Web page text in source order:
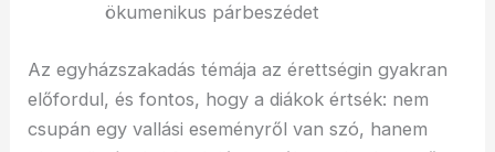
ökumenikus párbeszédet
Az egyházszakadás témája az érettségin gyakran
előfordul, és fontos, hogy a diákok értsék: nem
csupán egy vallási eseményről van szó, hanem